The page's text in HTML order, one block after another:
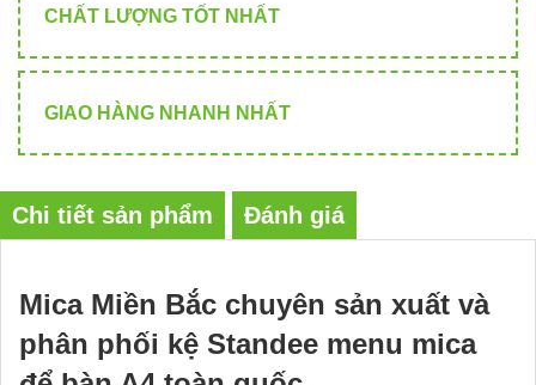
CHẤT LƯỢNG TỐT NHẤT
GIAO HÀNG NHANH NHẤT
Chi tiết sản phẩm Đánh giá
Mica Miền Bắc chuyên sản xuất và
phân phối kệ Standee menu mica